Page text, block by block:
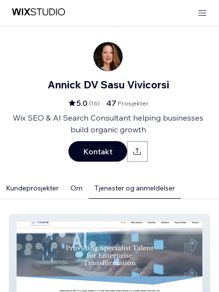
Annick DV Sasu Vivicorsi
5.0 (16) 47 Prosjekter
Wix SEO & AI Search Consultant helping businesses
build organic growth
Kontakt
Kundeprosjekter Om Tjenester og anmeldelser